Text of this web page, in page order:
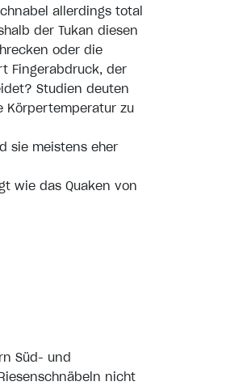
allerdings total
der Tukan diesen
oder die
Fingerabdruck, der
Studien deuten
Körpertemperatur zu
sie meistens eher
wie das Quaken von
Süd- und
nicht